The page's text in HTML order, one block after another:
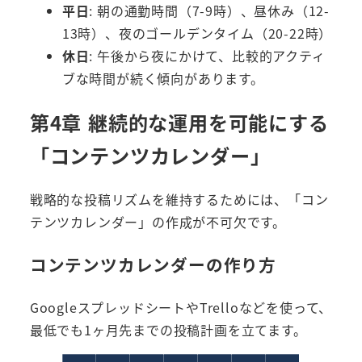
平日: 朝の通勤時間（7-9時）、昼休み（12-
13時）、夜のゴールデンタイム（20-22時）
休日: 午後から夜にかけて、比較的アクティ
ブな時間が続く傾向があります。
第4章 継続的な運用を可能にする
「コンテンツカレンダー」
戦略的な投稿リズムを維持するためには、「コン
テンツカレンダー」の作成が不可欠です。
コンテンツカレンダーの作り方
GoogleスプレッドシートやTrelloなどを使って、
最低でも1ヶ月先までの投稿計画を立てます。